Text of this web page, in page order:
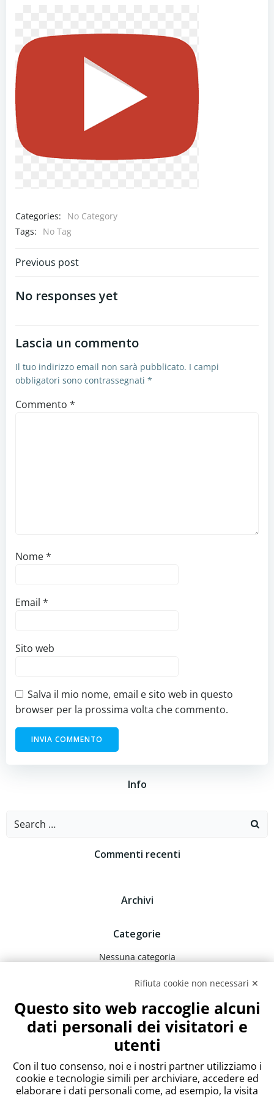
Categories:
No Category
Tags:
No Tag
Navigazione
articoli
Previous post
No responses yet
Lascia un commento
Il tuo indirizzo email non sarà pubblicato. I campi
obbligatori sono contrassegnati *
Commento *
Nome*
Email *
Sito web
Salva il mio nome, email e sito web in questo
browser per la prossima volta che commento.
Info
Search
Commenti recenti
Archivi
Categorie
Nessuna categoria
Meta
Accedi
Feed dei contenuti
Feed dei commenti
WordPress.org
Rifiuta cookie non necessari ✕
Questo sito web raccoglie alcuni
dati personali dei visitatori e
utenti
Con il tuo consenso, noi e i nostri partner utilizziamo i
cookie e tecnologie simili per archiviare, accedere ed
elaborare i dati personali come, ad esempio, la visita